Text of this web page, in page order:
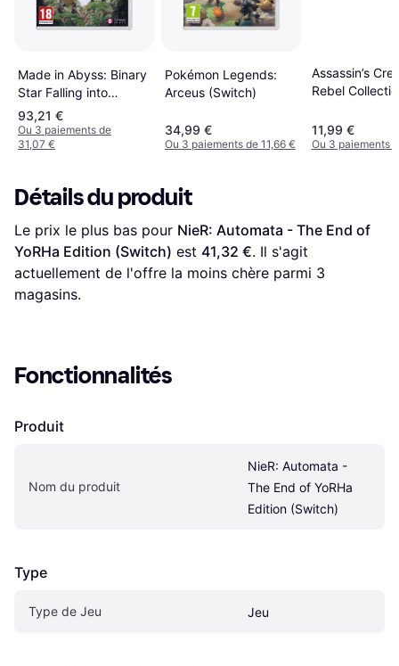
Made in Abyss: Binary
Star Falling into
Darkness - Collector's
Edition (Switch)
93,21 €
Ou 3 paiements de
31,07 €
Pokémon Legends:
Arceus (Switch)
34,99 €
Ou 3 paiements de 11,66 €
Assassin’s
Rebel
11,99 €
Ou 3 paiements
Détails du produit
Le prix le plus bas pour NieR: Automata - The End of
YoRHa Edition (Switch) est 41,32 €. Il s'agit
actuellement de l'offre la moins chère parmi 3
magasins.
Fonctionnalités
Produit
Nom du produit
NieR: Automata -
The End of YoRHa
Edition (Switch)
Type
Type de Jeu Jeu